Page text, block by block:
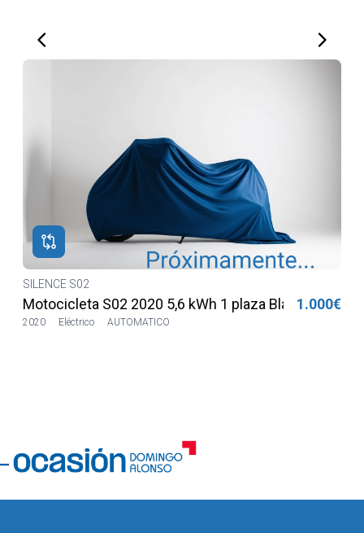
SILENCE S02
Motocicleta S02 2020 5,6 kWh 1 plaza Blanca
2020 Eléctrico AUTOMATICO
1.000€